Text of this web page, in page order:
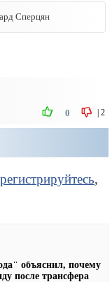
Сперцян
| 2
0
,
объяснил, почему
после трансфера